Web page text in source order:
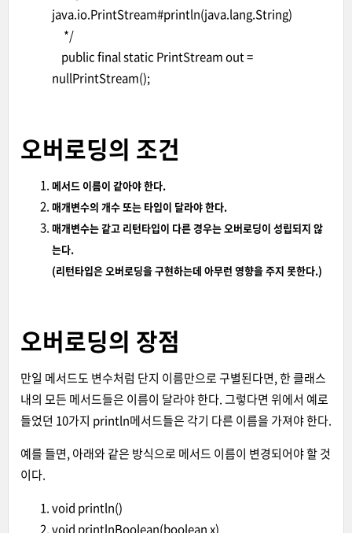
java.io.PrintStream#println(java.lang.String)
*/
public final static PrintStream out =
nullPrintStream();
오버로딩의 조건
메서드 이름이 같아야 한다.
매개변수의 개수 또는 타입이 달라야 한다.
매개변수는 같고 리턴타입이 다른 경우는 오버로딩이 성립되지 않
는다.
(리턴타입은 오버로딩을 구현하는데 아무런 영향을 주지 못한다.)
오버로딩의 장점
만일 메서드도 변수처럼 단지 이름만으로 구별된다면, 한 클래스
내의 모든 메서드들은 이름이 달라야 한다. 그렇다면 위에서 예로
들었던 10가지 println메서드들은 각기 다른 이름을 가져야 한다.
예를 들면, 아래와 같은 방식으로 메서드 이름이 변경되어야 할 것
이다.
void println()
void printlnBoolean(boolean x)